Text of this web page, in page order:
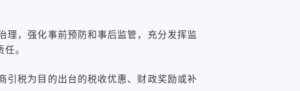
理，强化事前预防和事后监管，充分发挥监
。
引税为目的出台的税收优惠、财政奖励或补